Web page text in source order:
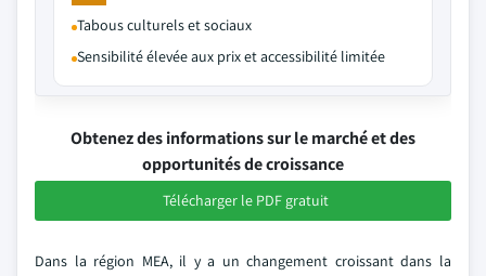
Tabous culturels et sociaux
Sensibilité élevée aux prix et accessibilité limitée
Obtenez des informations sur le marché et des
opportunités de croissance
Télécharger le PDF gratuit
Dans la région MEA, il y a un changement croissant dans la